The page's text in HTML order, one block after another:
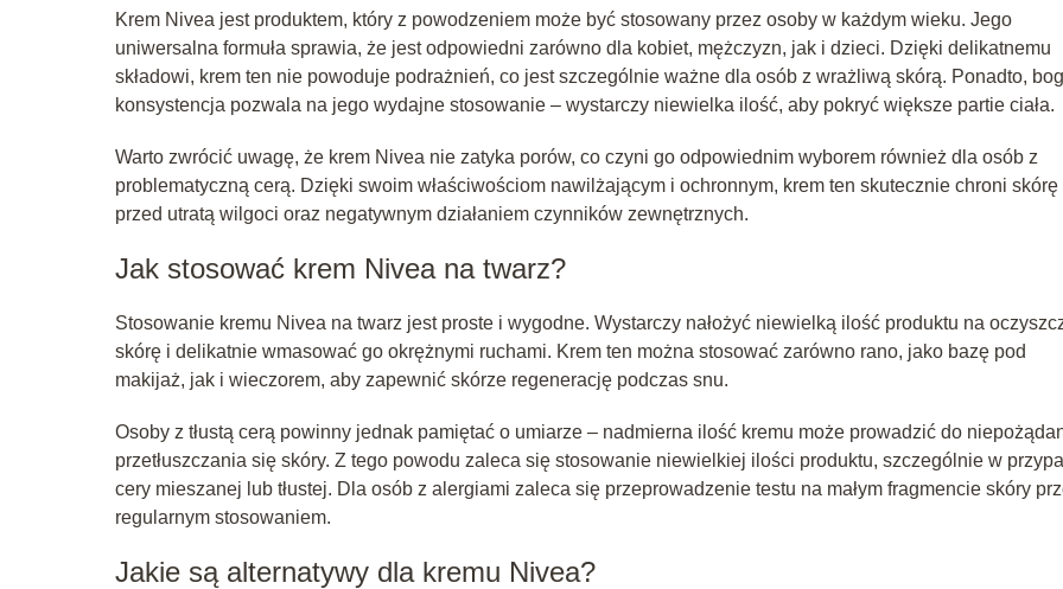
Krem Nivea jest produktem, który z powodzeniem może być stosowany przez osoby w każdym wieku. Jego
uniwersalna formuła sprawia, że jest odpowiedni zarówno dla kobiet, mężczyzn, jak i dzieci. Dzięki delikatnemu
składowi, krem ten nie powoduje podrażnień, co jest szczególnie ważne dla osób z wrażliwą skórą. Ponadto,
konsystencja pozwala na jego wydajne stosowanie – wystarczy niewielka ilość, aby pokryć większe partie ciała.
Warto zwrócić uwagę, że krem Nivea nie zatyka porów, co czyni go odpowiednim wyborem również dla osób z
problematyczną cerą. Dzięki swoim właściwościom nawilżającym i ochronnym, krem ten skutecznie chroni skórę
przed utratą wilgoci oraz negatywnym działaniem czynników zewnętrznych.
Jak stosować krem Nivea na twarz?
Stosowanie kremu Nivea na twarz jest proste i wygodne. Wystarczy nałożyć niewielką ilość produktu na
skórę i delikatnie wmasować go okrężnymi ruchami. Krem ten można stosować zarówno rano, jako bazę pod
makijaż, jak i wieczorem, aby zapewnić skórze regenerację podczas snu.
Osoby z tłustą cerą powinny jednak pamiętać o umiarze – nadmierna ilość kremu może prowadzić do
przetłuszczania się skóry. Z tego powodu zaleca się stosowanie niewielkiej ilości produktu, szczególnie w
cery mieszanej lub tłustej. Dla osób z alergiami zaleca się przeprowadzenie testu na małym fragmencie skóry
regularnym stosowaniem.
Jakie są alternatywy dla kremu Nivea?